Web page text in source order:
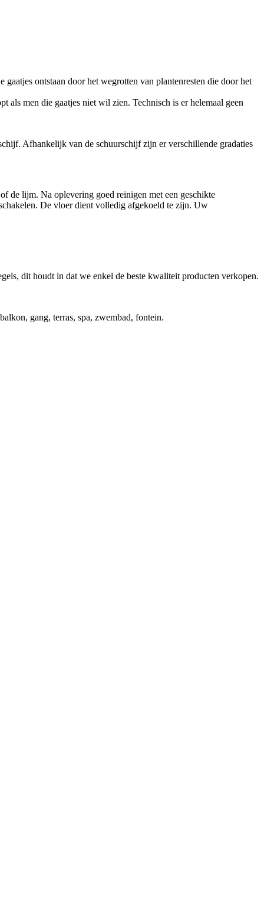
ontstaan door het wegrotten van plantenresten die door het
als men die gaatjes niet wil zien. Technisch is er helemaal geen
Afhankelijk van de schuurschijf zijn er verschillende gradaties
de lijm. Na oplevering goed reinigen met een geschikte
De vloer dient volledig afgekoeld te zijn. Uw
dit houdt in dat we enkel de beste kwaliteit producten verkopen.
gang, terras, spa, zwembad, fontein.